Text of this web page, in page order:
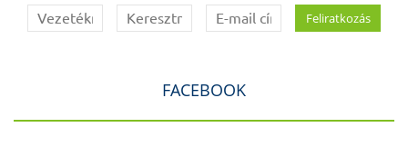
FACEBOOK